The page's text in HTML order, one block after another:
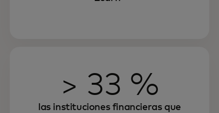
> 33 %
las instituciones financieras que